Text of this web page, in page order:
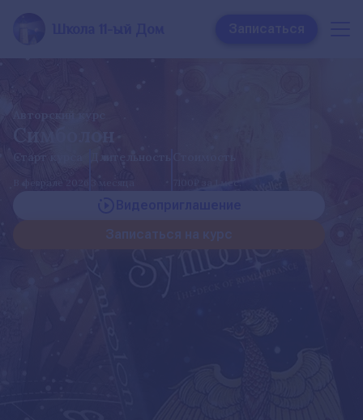
Симболон
Старт курса
В феврале 2026
Записаться на курс